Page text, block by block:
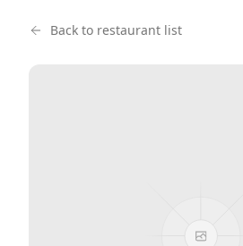
Back to restaurant list